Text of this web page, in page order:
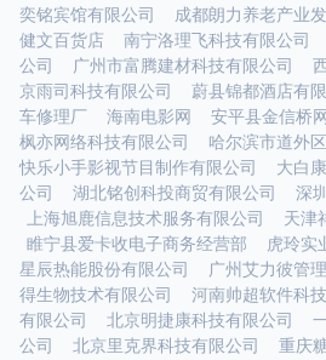
奕铭宾馆有限公司
成都朗力养老产业
健文百货店
南宁洛理飞科技有限公司
公司
广州市富腾建材科技有限公司
京雨司科技有限公司
蔚县锦都酒店有
车修理厂
海南电影网 安平县金信桥
枫亦网络科技有限公司
哈尔滨市道外
快乐小手影视节目制作有限公司
大白
公司
湖北铭创科投商贸有限公司
深
上海旭鹿信息技术服务有限公司
天津
睢宁县爱卡收电子商务经营部
虎玲实
星辰热能股份有限公司
广州艾力彼管
得生物技术有限公司
河南帅超软件科
有限公司
北京明捷康科技有限公司
公司
北京里克界科技有限公司 重庆